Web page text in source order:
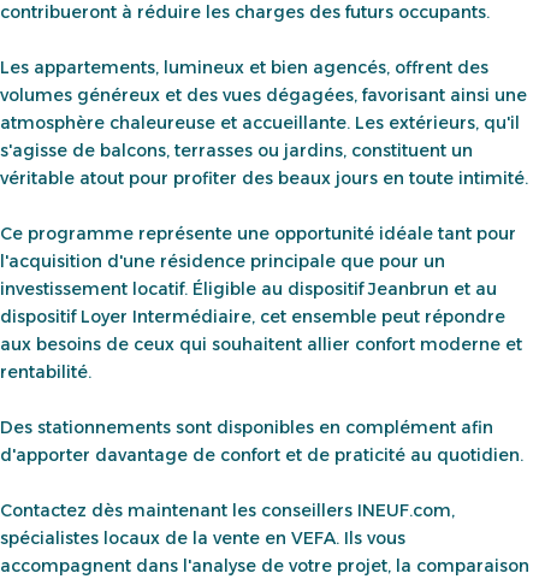
contribueront à réduire les charges des futurs occupants.
Les appartements, lumineux et bien agencés, offrent des
volumes généreux et des vues dégagées, favorisant ainsi une
atmosphère chaleureuse et accueillante. Les extérieurs, qu'il
s'agisse de balcons, terrasses ou jardins, constituent un
véritable atout pour profiter des beaux jours en toute intimité.
Ce programme représente une opportunité idéale tant pour
l'acquisition d'une résidence principale que pour un
investissement locatif. Éligible au dispositif Jeanbrun et au
dispositif Loyer Intermédiaire, cet ensemble peut répondre
aux besoins de ceux qui souhaitent allier confort moderne et
rentabilité.
Des stationnements sont disponibles en complément afin
d'apporter davantage de confort et de praticité au quotidien.
Contactez dès maintenant les conseillers INEUF.com,
spécialistes locaux de la vente en VEFA. Ils vous
accompagnent dans l'analyse de votre projet, la comparaison